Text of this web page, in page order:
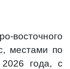
восточного
местами по
года, с